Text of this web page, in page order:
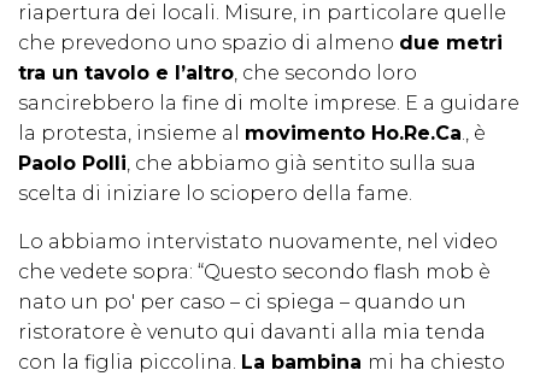
riapertura dei locali. Misure, in particolare quelle
che prevedono uno spazio di almeno due metri
tra un tavolo e l’altro, che secondo loro
sancirebbero la fine di molte imprese. E a guidare
la protesta, insieme al movimento Ho.Re.Ca., è
Paolo Polli, che abbiamo già sentito sulla sua
scelta di iniziare lo sciopero della fame.
Lo abbiamo intervistato nuovamente, nel video
che vedete sopra: “Questo secondo flash mob è
nato un po' per caso – ci spiega – quando un
ristoratore è venuto qui davanti alla mia tenda
con la figlia piccolina. La bambina mi ha chiesto